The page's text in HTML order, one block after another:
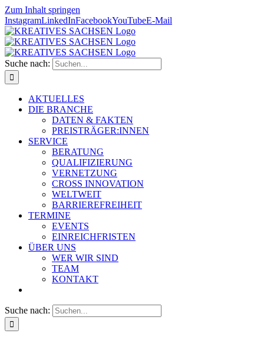
Zum Inhalt springen
InstagramLinkedInFacebookYouTubeE-Mail
Suche nach:
AKTUELLES
DIE BRANCHE
DATEN & FAKTEN
PREISTRÄGER:INNEN
SERVICE
BERATUNG
QUALIFIZIERUNG
VERNETZUNG
CROSS INNOVATION
WELTWEIT
BARRIEREFREIHEIT
TERMINE
EVENTS
EINREICHFRISTEN
ÜBER UNS
WER WIR SIND
TEAM
KONTAKT
Suche nach: